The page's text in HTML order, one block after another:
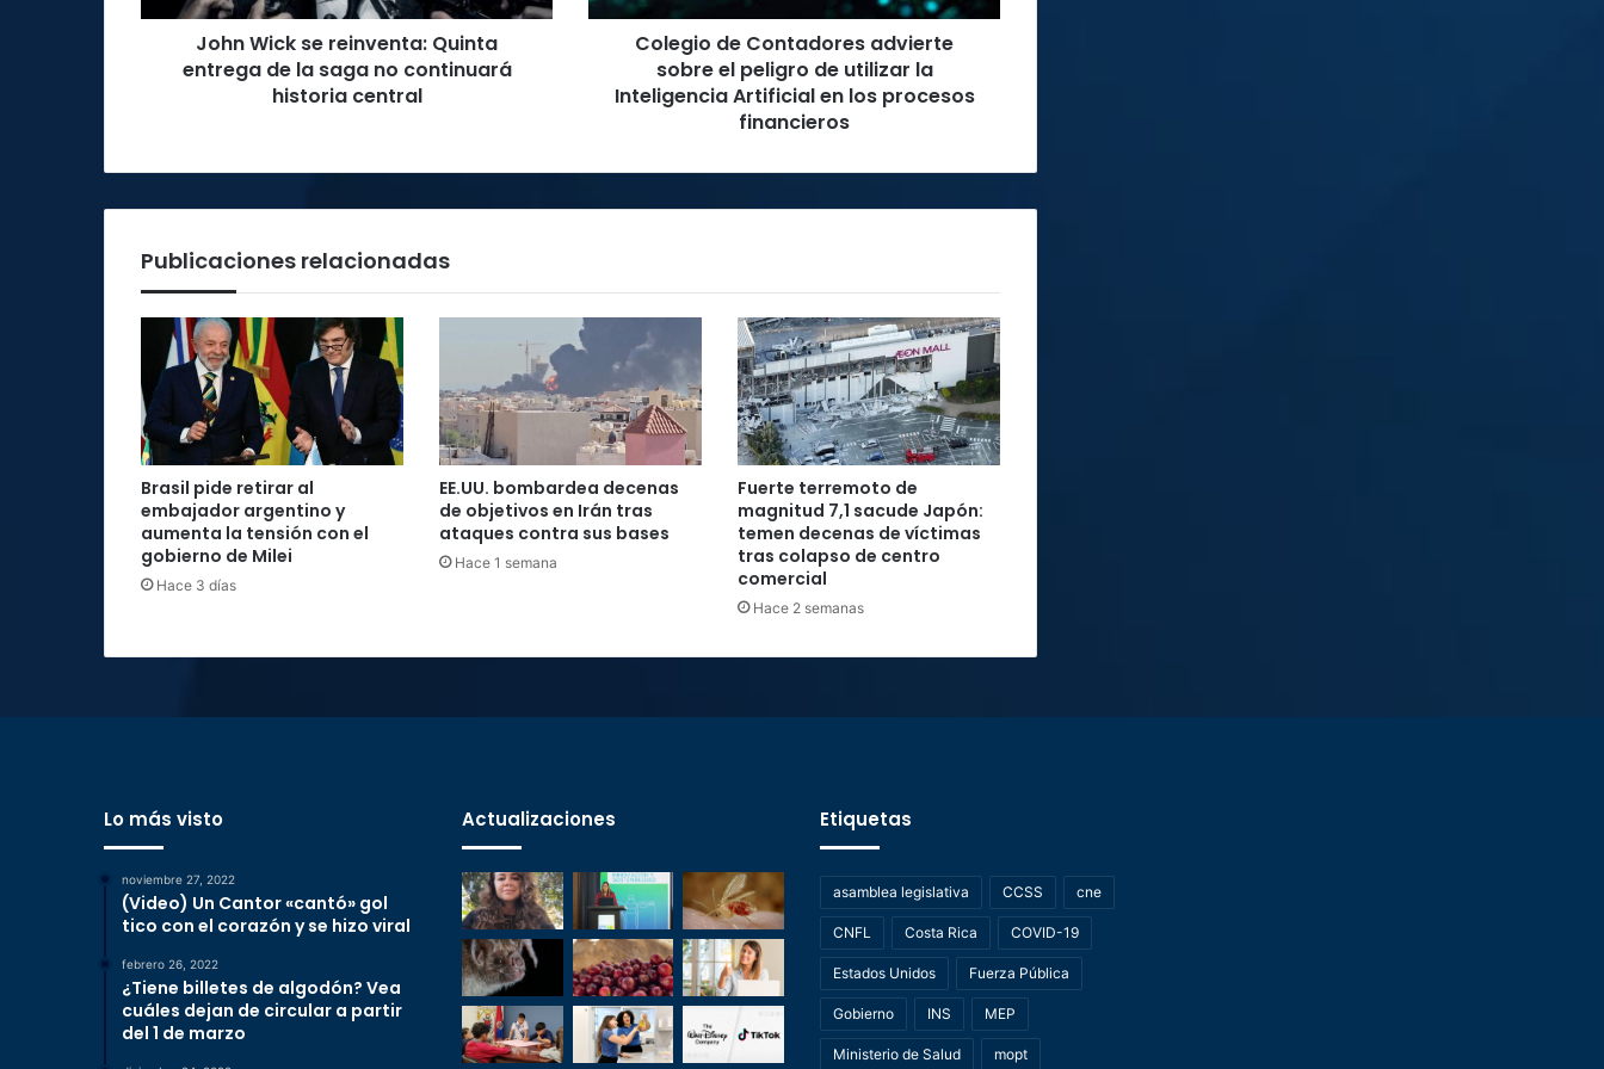
saga
continuará
John Wick se reinventa: Quinta
entrega de la saga no continuará
historia central
utilizar
Inteligencia
Artificial
Colegio de Contadores advierte
sobre el peligro de utilizar la
Inteligencia Artificial en los procesos
financieros
Publicaciones relacionadas
Brasil pide retirar al
embajador argentino y
aumenta la tensión con el
gobierno de Milei
Hace 3 días
EE.UU. bombardea decenas
de objetivos en Irán tras
ataques contra sus bases
Hace 1 semana
Fuerte terremoto de
magnitud 7,1 sacude Japón:
temen decenas de víctimas
tras colapso de centro
comercial
Hace 2 semanas
Lo más visto
noviembre 27, 2022
(Video) Un Cantor «cantó» gol
tico con el corazón y se hizo viral
febrero 26, 2022
¿Tiene billetes de algodón? Vea
cuáles dejan de circular a partir
del 1 de marzo
Actualizaciones Etiquetas
asamblea legislativa CCSS cne
CNFL Costa Rica COVID-19
Estados Unidos Fuerza Pública
Gobierno INS MEP
Ministerio de Salud mopt